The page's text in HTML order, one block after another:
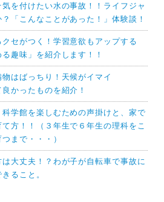
を付けたい水の事故！！ライフジャ
「こんなことがあった！」体験談！
セがつく！学習意欲もアップする
趣味」を紹介します！！
はばっちり！天候がイマイ
かったものを紹介！
学館を楽しむための声掛けと、家で
方！！（３年生で６年生の理科をこ
まで・・・）
大丈夫！？わが子が自転車で事故に
ること。